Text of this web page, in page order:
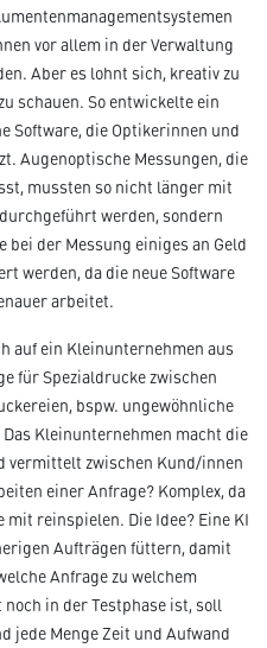
vor allem in der Verwaltung
Aber es lohnt sich, kreativ zu
schauen. So entwickelte ein
Software, die Optikerinnen und
Augenoptische Messungen, die
mussten so nicht länger mit
werden, sondern
bei der Messung einiges an Geld
werden, da die neue Software
arbeitet.
auf ein Kleinunternehmen aus
für Spezialdrucke zwischen
bspw. ungewöhnliche
Kleinunternehmen macht die
vermittelt zwischen Kund/innen
einer Anfrage? Komplex, da
reinspielen. Die Idee? Eine KI
Aufträgen füttern, damit
Anfrage zu welchem
in der Testphase ist, soll
jede Menge Zeit und Aufwand